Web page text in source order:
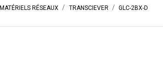
MATÉRIELS RÉSEAUX TRANSCIEVER GLC-2BX-D